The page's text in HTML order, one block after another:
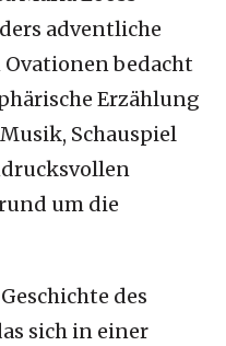
adventliche
bedacht
Erzählung
Schauspiel
um die
des
sich in einer